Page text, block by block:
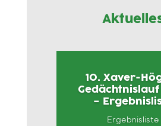
10. Xaver-
Gedächtnislauf
–
Ergebnisliste